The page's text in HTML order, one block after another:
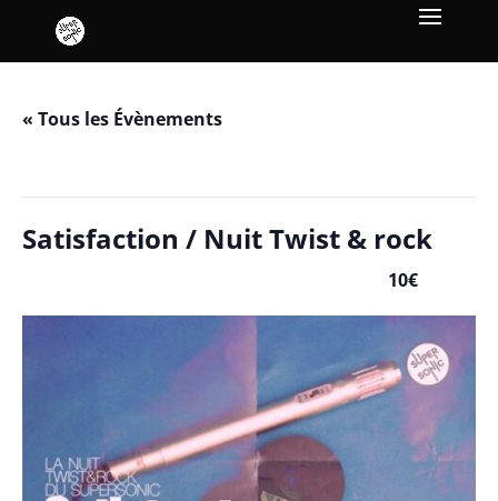
« Tous les Évènements
Satisfaction / Nuit Twist & rock
10€